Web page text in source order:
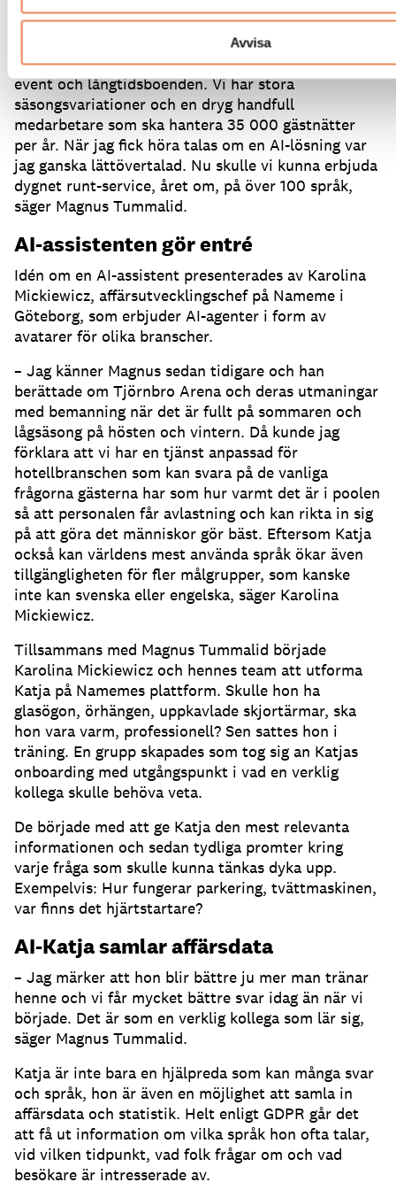
Avvisa
mycket aktiviteter och rörelseglädje, mycket med
barnen i fokus och med boenden på camping eller i
lägenhetshotell.Vintertid satsar vi på konferenser,
event och långtidsboenden.Vi har stora
säsongsvariationer och en dryg handfull
medarbetare som ska hantera 35 000 gästnätter
per år. När jag fick höra talas om en AI-lösning var
jag ganska lättövertalad. Nu skulle vi kunna erbjuda
dygnet runt-service, året om, på över 100 språk,
säger Magnus Tummalid.
AI-assistenten gör entré
Idén om en AI-assistent presenterades av Karolina
Mickiewicz, affärsutvecklingschef på Nameme i
Göteborg, som erbjuder AI-agenter i form av
avatarer för olika branscher.
– Jag känner Magnus sedan tidigare och han
berättade om Tjörnbro Arena och deras utmaningar
med bemanning när det är fullt på sommaren och
lågsäsong på hösten och vintern. Då kunde jag
förklara att vi har en tjänst anpassad för
hotellbranschen som kan svara på de vanliga
frågorna gästerna har som hur varmt det är i poolen
så att personalen får avlastning och kan rikta in sig
på att göra det människor gör bäst. Eftersom Katja
också kan världens mest använda språk ökar även
tillgängligheten för fler målgrupper, som kanske
inte kan svenska eller engelska, säger Karolina
Mickiewicz.
Tillsammans med Magnus Tummalid började
Karolina Mickiewicz och hennes team att utforma
Katja på Namemes plattform. Skulle hon ha
glasögon, örhängen, uppkavlade skjortärmar, ska
hon vara varm, professionell? Sen sattes hon i
träning. En grupp skapades som tog sig an Katjas
onboarding med utgångspunkt i vad en verklig
kollega skulle behöva veta.
De började med att ge Katja den mest relevanta
informationen och sedan tydliga promter kring
varje fråga som skulle kunna tänkas dyka upp.
Exempelvis: Hur fungerar parkering, tvättmaskinen,
var finns det hjärtstartare?
AI-Katja samlar affärsdata
– Jag märker att hon blir bättre ju mer man tränar
henne och vi får mycket bättre svar idag än när vi
började. Det är som en verklig kollega som lär sig,
säger Magnus Tummalid.
Katja är inte bara en hjälpreda som kan många svar
och språk, hon är även en möjlighet att samla in
affärsdata och statistik. Helt enligt GDPR går det
att få ut information om vilka språk hon ofta talar,
vid vilken tidpunkt, vad folk frågar om och vad
besökare är intresserade av.